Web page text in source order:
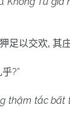
足以交欢, 其
乎?”
thậm tắc